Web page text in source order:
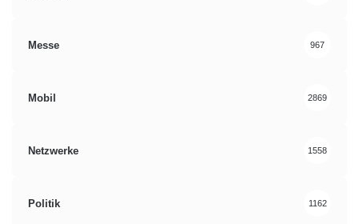
Messe 967
Mobil 2869
Netzwerke 1558
Politik 1162